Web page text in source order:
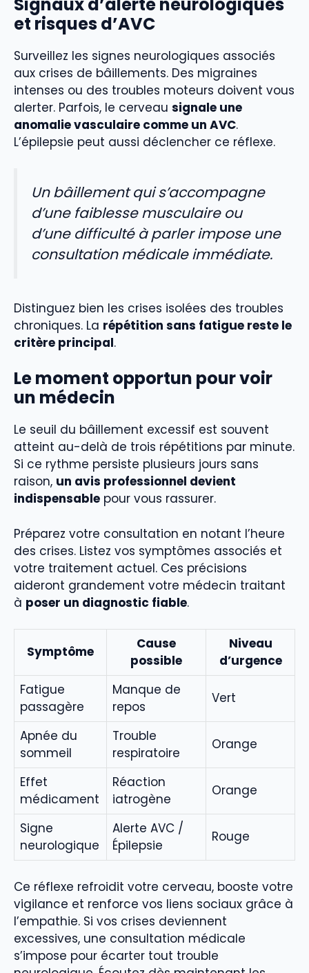
et risques d’AVC
Surveillez les signes neurologiques associés
aux crises de bâillements. Des migraines
intenses ou des troubles moteurs doivent vous
alerter. Parfois, le cerveau signale une
anomalie vasculaire comme un AVC.
L’épilepsie peut aussi déclencher ce réflexe.
Un bâillement qui s’accompagne
d’une faiblesse musculaire ou
d’une difficulté à parler impose une
consultation médicale immédiate.
Distinguez bien les crises isolées des troubles
chroniques. La répétition sans fatigue reste le
critère principal.
Le moment opportun pour voir
un médecin
Le seuil du bâillement excessif est souvent
atteint au-delà de trois répétitions par minute.
Si ce rythme persiste plusieurs jours sans
raison, un avis professionnel devient
indispensable pour vous rassurer.
Préparez votre consultation en notant l’heure
des crises. Listez vos symptômes associés et
votre traitement actuel. Ces précisions
aideront grandement votre médecin traitant
à poser un diagnostic fiable.
Symptôme
Cause
possible
Niveau
d’urgence
Fatigue
passagère
Manque de
repos
Vert
Apnée du
sommeil
Trouble
respiratoire
Orange
Effet
médicament
Réaction
iatrogène
Orange
Signe
neurologique
Alerte AVC /
Épilepsie
Rouge
Ce réflexe refroidit votre cerveau, booste votre
vigilance et renforce vos liens sociaux grâce à
l’empathie. Si vos crises deviennent
excessives, une consultation médicale
s’impose pour écarter tout trouble